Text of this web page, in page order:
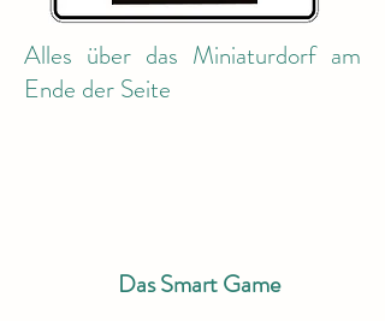
Alles über das Miniaturdorf am
Ende der Seite
Das Smart Game